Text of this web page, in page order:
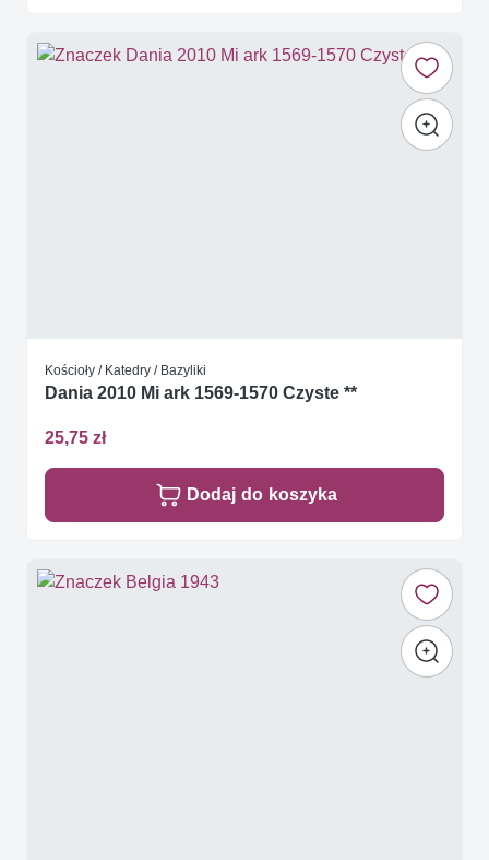
Kościoły / Katedry / Bazyliki
Dania 2010 Mi ark 1569-1570 Czyste **
25,75 zł
Dodaj do koszyka